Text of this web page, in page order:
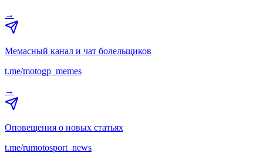
→
Мемасный канал и чат болельщиков
t.me/motogp_memes
→
Оповещения о новых статьях
t.me/rumotosport_news